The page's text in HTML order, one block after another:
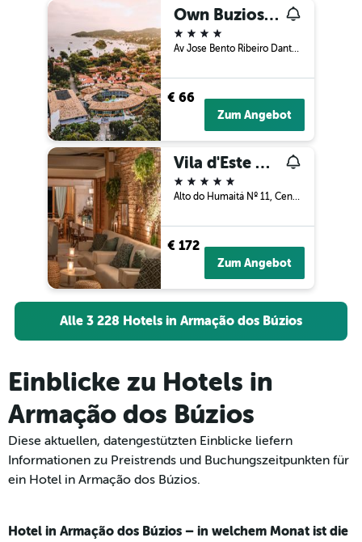
Own Buzios Beach Hotel
4 Sterne
Av Jose Bento Ribeiro Dantas, 222, Armação dos Búzios, Brasilien
€ 66
Zum Angebot
Vila d'Este Handmade Hospitality Hotel
5 Sterne
Alto do Humaitá Nº 11, Centro, Armação dos Búzios, Brasilien
€ 172
Zum Angebot
Alle 3 228 Hotels in Armação dos Búzios
Einblicke zu Hotels in
Armação dos Búzios
Diese aktuellen, datengestützten Einblicke liefern
Informationen zu Preistrends und Buchungszeitpunkten für
ein Hotel in Armação dos Búzios.
Hotel in Armação dos Búzios – in welchem Monat ist die